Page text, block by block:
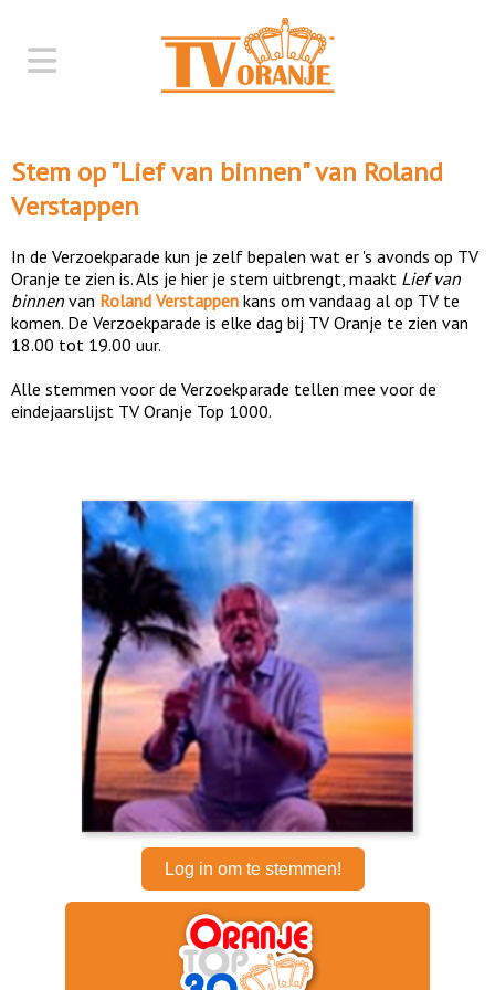
Stem op "Lief van binnen" van Roland
Verstappen
In de Verzoekparade kun je zelf bepalen wat er 's avonds op TV
Oranje te zien is. Als je hier je stem uitbrengt, maakt Lief van
binnen van Roland Verstappen kans om vandaag al op TV te
komen. De Verzoekparade is elke dag bij TV Oranje te zien van
18.00 tot 19.00 uur.
Alle stemmen voor de Verzoekparade tellen mee voor de
eindejaarslijst TV Oranje Top 1000.
Log in om te stemmen!